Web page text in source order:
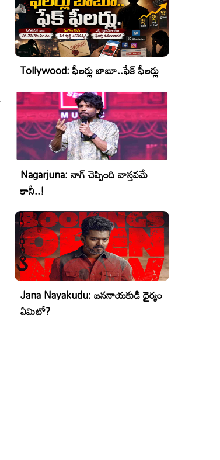
Tollywood: ఫీలర్లు బాబూ..ఫేక్ ఫీలర్లు
Nagarjuna: నాగ్ చెప్పింది వాస్తవమే
కానీ..!
Jana Nayakudu: జననాయకుడి ధైర్యం
ఏమిటో?